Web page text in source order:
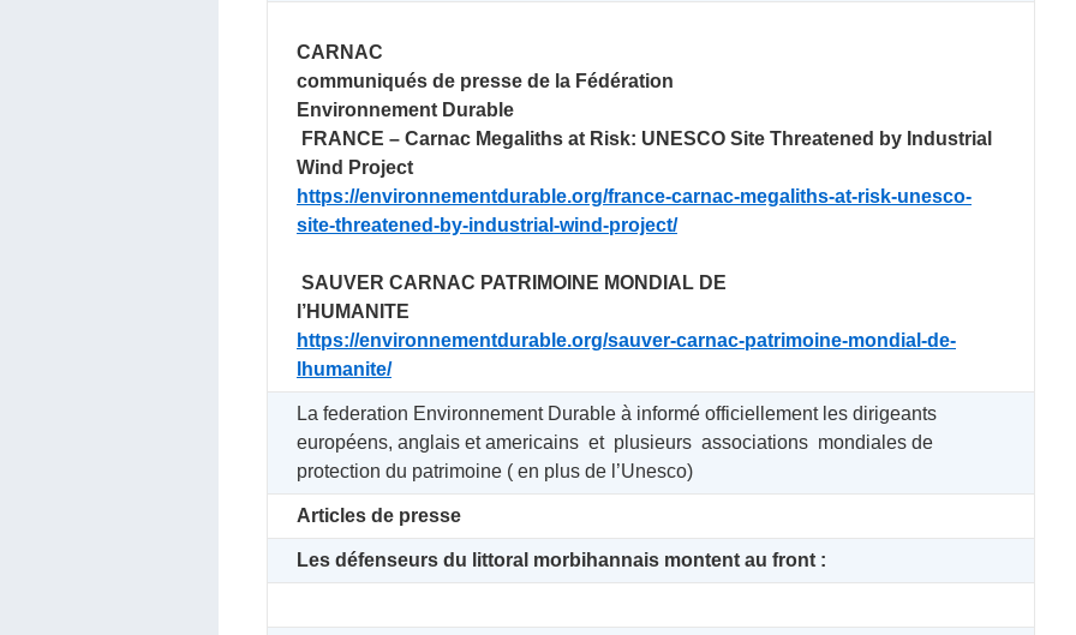
CARNAC
communiqués de presse de la Fédération
Environnement Durable
FRANCE – Carnac Megaliths at Risk: UNESCO Site Threatened by Industrial
Wind Project
https://environnementdurable.org/france-carnac-megaliths-at-risk-unesco-
site-threatened-by-industrial-wind-project/
SAUVER CARNAC PATRIMOINE MONDIAL DE
l’HUMANITE
https://environnementdurable.org/sauver-carnac-patrimoine-mondial-de-
lhumanite/
‍La federation Environnement Durable à informé officiellement les dirigeants
européens, anglais et americains et plusieurs associations mondiales de
protection du patrimoine ( en plus de l’Unesco)
‍Articles de presse
Les défenseurs du littoral morbihannais montent au front :